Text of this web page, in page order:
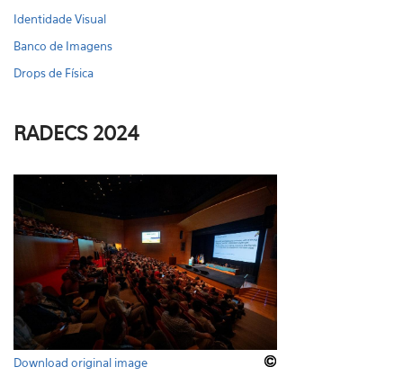
Identidade Visual
Banco de Imagens
Drops de Física
RADECS 2024
Download original image